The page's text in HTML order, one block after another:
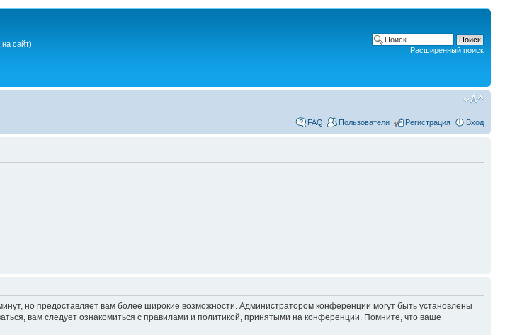
сайт)
Расширенный поиск
FAQ Пользователи Регистрация Вход
но предоставляет вам более широкие возможности. Администратором конференции могут быть установлены
вам следует ознакомиться с правилами и политикой, принятыми на конференции. Помните, что ваше